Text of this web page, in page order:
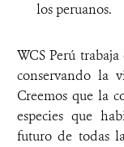
los peruanos.
WCS Perú
conservando la
Creemos que la
especies que
futuro de todas